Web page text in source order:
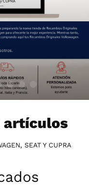
artículos
SEAT Y CUPRA